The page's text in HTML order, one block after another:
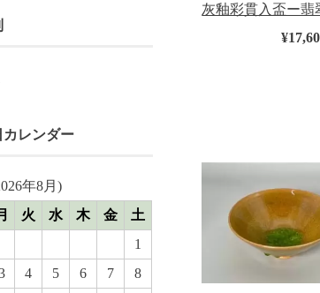
灰釉彩貫入盃ー翡
カレンダー
年8月)
火 水 木 金
土
1
4 5 6 7
8